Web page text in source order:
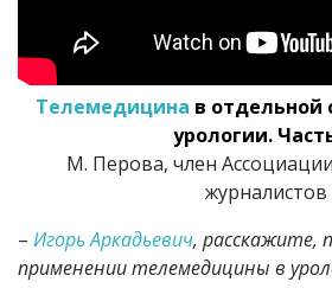
Телемедицина в отдельной
урологии.
М. Перова, член
журналистов
– Игорь Аркадьевич, расскажите,
применении телемедицины в